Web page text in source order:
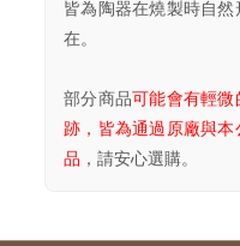
皆為陶器在燒製時自
在。
部分商品可能會有輕
跡，皆為通過原廠與
品 ，請安心選購。